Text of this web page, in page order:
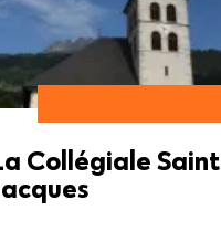
Collégiale Saint